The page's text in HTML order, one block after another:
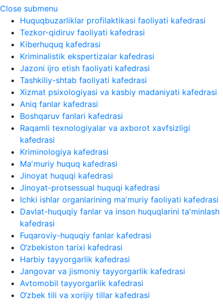
Close submenu
Huquqbuzarliklar profilaktikasi faoliyati kafedrasi
Tezkor-qidiruv faoliyati kafedrasi
Kiberhuquq kafedrasi
Kriminalistik ekspertizalar kafedrasi
Jazoni ijro etish faoliyati kafedrasi
Tashkiliy-shtab faoliyati kafedrasi
Xizmat psixologiyasi va kasbiy madaniyati kafedrasi
Aniq fanlar kafedrasi
Boshqaruv fanlari kafedrasi
Raqamli texnologiyalar va axborot xavfsizligi
kafedrasi
Kriminologiya kafedrasi
Maʼmuriy huquq kafedrasi
Jinoyat huquqi kafedrasi
Jinoyat-protsessual huquqi kafedrasi
Ichki ishlar organlarining maʼmuriy faoliyati kafedrasi
Davlat-huquqiy fanlar va inson huquqlarini taʼminlash
kafedrasi
Fuqaroviy-huquqiy fanlar kafedrasi
O‘zbekiston tarixi kafedrasi
Harbiy tayyorgarlik kafedrasi
Jangovar va jismoniy tayyorgarlik kafedrasi
Avtomobil tayyorgarlik kafedrasi
O‘zbek tili va xorijiy tillar kafedrasi